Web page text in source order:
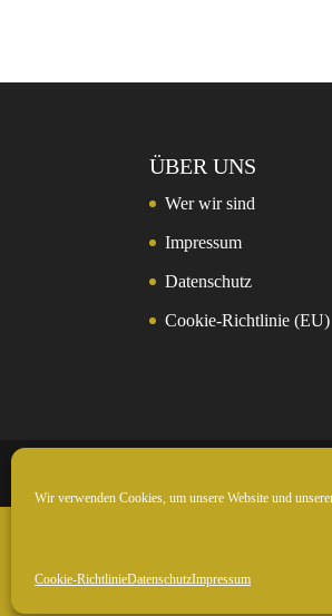
Wir verwenden Cookies, um unsere Website und
Cookie-RichtlinieDatenschutzImpressum
ÜBER UNS
Wer wir sind
Impressum
Datenschutz
Cookie-Richtlinie (EU)